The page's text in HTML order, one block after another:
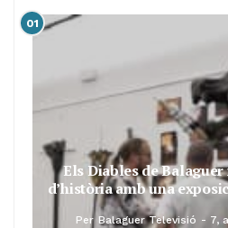
01
Els Diables de Balaguer
d’història amb una
Per Balaguer Televisió 7,